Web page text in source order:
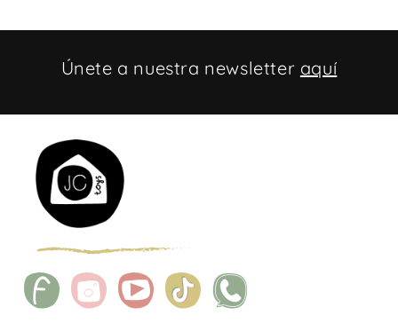
Únete a nuestra newsletter aquí
FacebookInstagramYouTubeTikTok WhatsApp